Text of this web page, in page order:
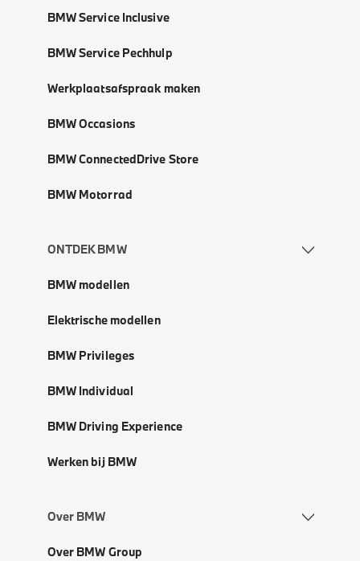
BMW Service Inclusive
BMW Service Pechhulp
Werkplaatsafspraak maken
BMW Occasions
BMW ConnectedDrive Store
BMW Motorrad
ONTDEK BMW
BMW modellen
Elektrische modellen
BMW Privileges
BMW Individual
BMW Driving Experience
Werken bij BMW
Over BMW
Over BMW Group